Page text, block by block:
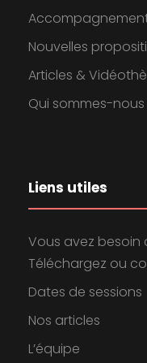
Nouvelles
Articles &
Qui sommes-nous
Liens utiles
Vous avez besoin
Téléchargez ou
Dates de sessions
Nos articles
L’équipe